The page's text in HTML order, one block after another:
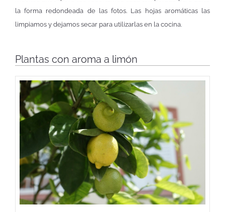
la forma redondeada de las fotos. Las hojas aromáticas las
limpiamos y dejamos secar para utilizarlas en la cocina.
Plantas con aroma a limón